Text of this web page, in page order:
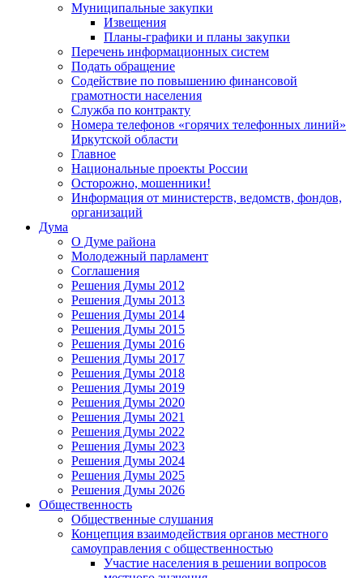
Муниципальные закупки
Извещения
Планы-графики и планы закупки
Перечень информационных систем
Подать обращение
Содействие по повышению финансовой
грамотности населения
Служба по контракту
Номера телефонов «горячих телефонных линий»
Иркутской области
Главное
Национальные проекты России
Осторожно, мошенники!
Информация от министерств, ведомств, фондов,
организаций
Дума
О Думе района
Молодежный парламент
Соглашения
Решения Думы 2012
Решения Думы 2013
Решения Думы 2014
Решения Думы 2015
Решения Думы 2016
Решения Думы 2017
Решения Думы 2018
Решения Думы 2019
Решения Думы 2020
Решения Думы 2021
Решения Думы 2022
Решения Думы 2023
Решения Думы 2024
Решения Думы 2025
Решения Думы 2026
Общественность
Общественные слушания
Концепция взаимодействия органов местного
самоуправления с общественностью
Участие населения в решении вопросов